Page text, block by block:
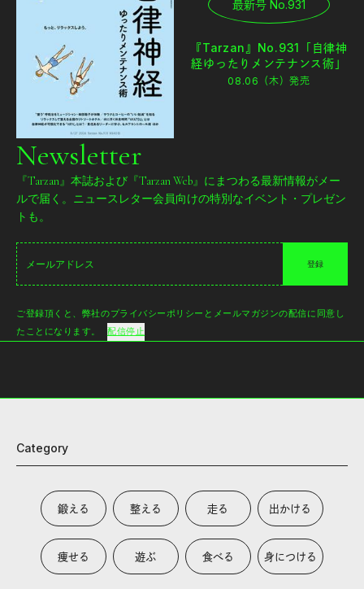
最新号 No.931
『Tarzan』No.931「自律神
経ゆったりメンテナンス術」
08.06（木）発売
Newsletter
『Tarzan』本誌および『Tarzan Web』にまつわる最新情報がメー
ルで届く。ニュースレター会員向けの特別なイベント・プレゼン
トも。
登録
ご登録頂くと、弊社のプライバシーポリシーとメールマガジンの配信に同意し
たことになります。
配信停止
Category
鍛える 整える 走る 出かける
痩せる 遊ぶ 食べる 身につける